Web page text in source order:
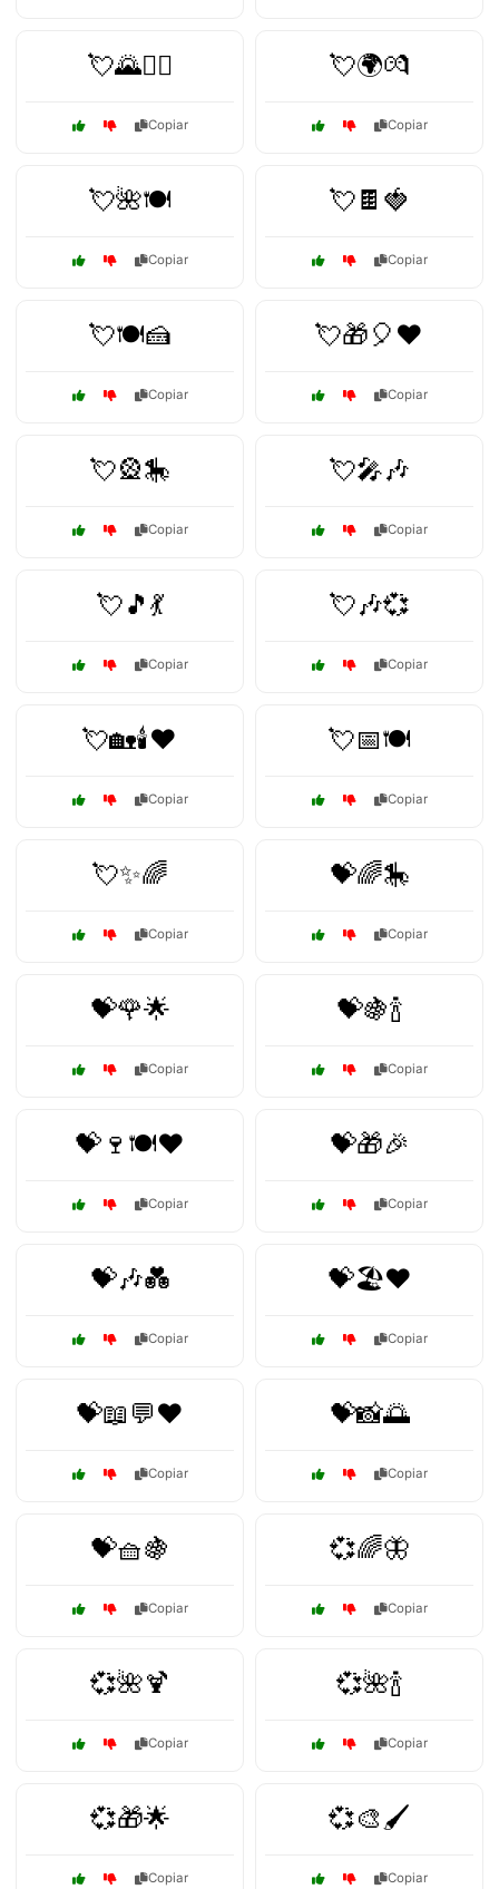
💘🌄🚴‍♀️
Copiar
💘🌍💏
Copiar
💘🌺🍽️
Copiar
💘🍫🍓
Copiar
💘🍽️🍰
Copiar
💘🎁🎈❤️
Copiar
💘🎡🎠
Copiar
💘🎤🎶
Copiar
💘🎵💃
Copiar
💘🎶💞
Copiar
💘🏡🕯️❤️
Copiar
💘📅🍽️
Copiar
💘✨🌈
Copiar
💝🌈🎠
Copiar
💝🌹🌟
Copiar
💝🍇🍾
Copiar
💝🍷🍽️❤️
Copiar
💝🎁🎉
Copiar
💝🎶💑
Copiar
💝🏖️❤️
Copiar
💝📖💬❤️
Copiar
💝📸🌅
Copiar
💝🧺🍇
Copiar
💞🌈🦋
Copiar
💞🌺🍹
Copiar
💞🌺🍾
Copiar
💞🎁🌟
Copiar
💞🎨🖌️
Copiar